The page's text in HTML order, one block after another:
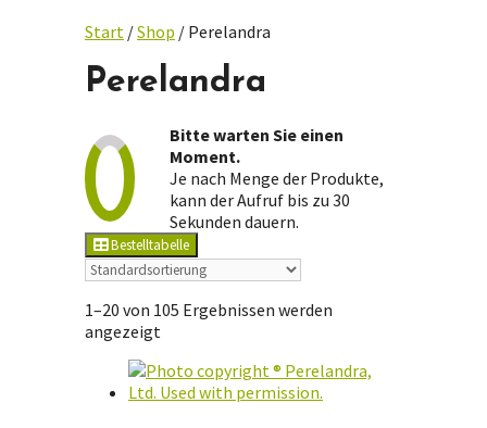
Start /Shop / Perelandra
Perelandra
Bitte warten Sie einen
Moment.
Je nach Menge der Produkte,
kann der Aufruf bis zu 30
Sekunden dauern.
Bestelltabelle
1–20 von 105 Ergebnissen werden
angezeigt